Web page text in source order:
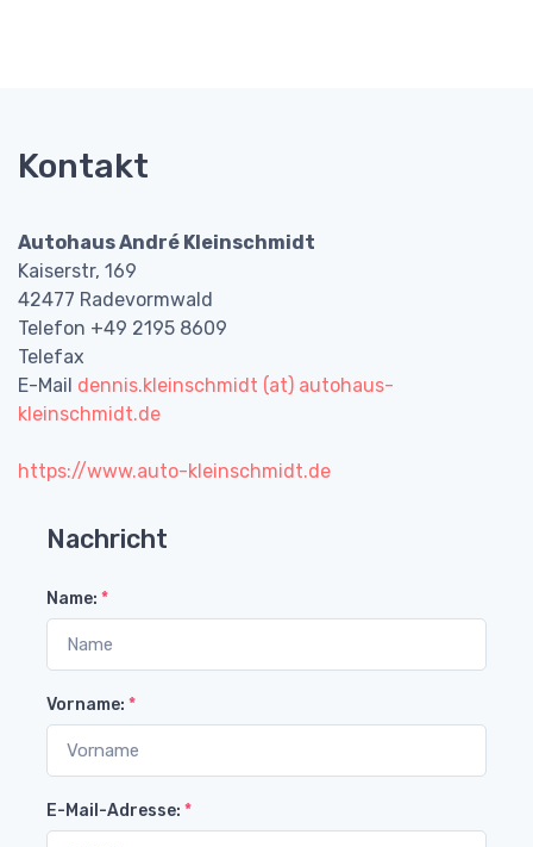
Kontakt
Autohaus André Kleinschmidt
Kaiserstr, 169
42477 Radevormwald
Telefon +49 2195 8609
Telefax
E-Mail dennis.kleinschmidt (at) autohaus-
kleinschmidt.de
https://www.auto-kleinschmidt.de
Nachricht
Name: *
Vorname: *
E-Mail-Adresse: *